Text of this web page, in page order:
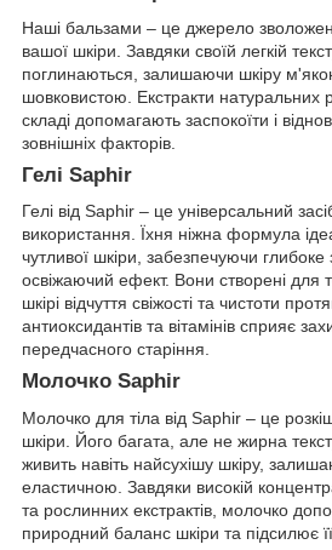
Наші бальзами – це джерело
вашої шкіри. Завдяки своїй легкій
поглинаються, залишаючи шкіру
шовковистою. Екстракти натуральних
складі допомагають заспокоїти і
зовнішніх факторів.
Гелі Saphir
Гелі від Saphir – це універсальний
використання. Їхня ніжна формула
чутливої шкіри, забезпечуючи
освіжаючий ефект. Вони створені для
шкірі відчуття свіжості та чистоти
антиоксидантів та вітамінів сприяє
передчасного старіння.
Молочко Saphir
Молочко для тіла від Saphir – це
шкіри. Його багата, але не жирна
живить навіть найсухішу шкіру,
еластичною. Завдяки високій
та рослинних екстрактів, молочко
природний баланс шкіри та підсилює її